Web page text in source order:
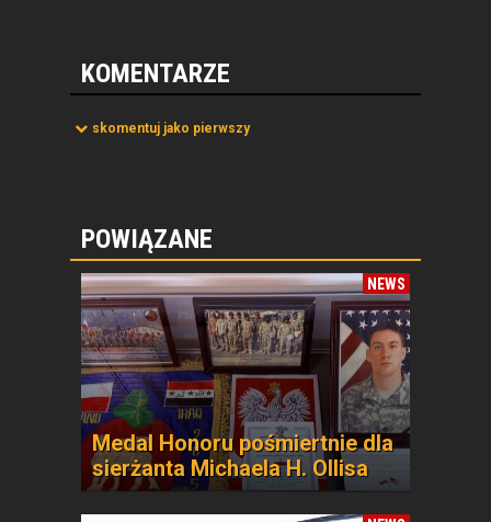
KOMENTARZE
skomentuj jako pierwszy
POWIĄZANE
NEWS
Medal Honoru pośmiertnie dla
sierżanta Michaela H. Ollisa